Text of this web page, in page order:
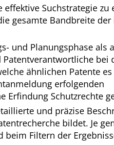
Suchstrategie zu
gesamte Bandbreite der
und Planungsphase als
bei
ähnlichen Patente
erfolgenden
Erfindung Schutzrechte
und präzise
bildet. Je
Filtern der